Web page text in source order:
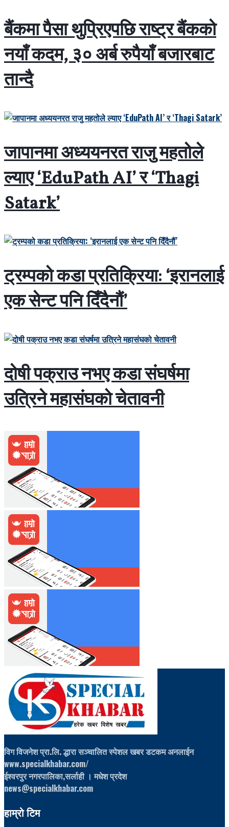
बैंकमा पैसा थुप्रिएपछि राष्ट्र बैंकको
नयाँ कदम, ३० अर्ब रुपैयाँ बजारबाट
तान्दै
जापानमा अध्ययनरत राजु महतोले
ल्याए ‘EduPath AI’ र ‘Thagi
Satark’
ट्रम्पको कडा प्रतिक्रिया: ‘इरानलाई
एक सेन्ट पनि दिँदैनौं’
दोषी पक्राउ नभए कडा संघर्षमा
उत्रिने महासंघको चेतावनी
विग विजनेश प्रा.लि. द्धारा सञ्चालित स्पेशल खबर डटकम अनलाईन
www.specialkhabar.com/
ईश्‍वरपुर नगरपालिका,सर्लाही । मधेश प्रदेश
news@specialkhabar.com
हाम्रो टिम